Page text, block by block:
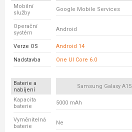
Mobilní
služby
Google Mobile Services
Operační
systém
Android
Verze OS Android 14
Nadstavba One UI Core 6.0
Baterie a
nabíjení
Samsung Galaxy A15
Kapacita
baterie
5000 mAh
Vyměnitelná
baterie
Ne